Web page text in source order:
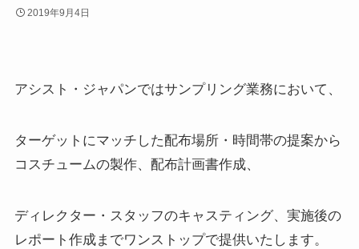
2019年9月4日
アシスト・ジャパンではサンプリング業務において、
ターゲットにマッチした配布場所・時間帯の提案から
コスチュームの製作、配布計画書作成、
ディレクター・スタッフのキャスティング、実施後の
レポート作成までワンストップで提供いたします。